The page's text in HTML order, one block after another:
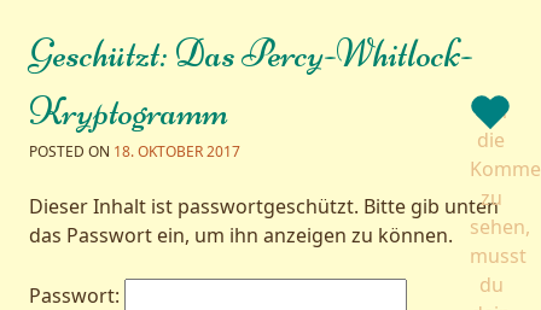
Geschützt: Das Percy-Whitlock-
Kryptogramm
POSTED ON 18. OKTOBER 2017
Um
die
zu
sehen,
musst
du
Dieser Inhalt ist passwortgeschützt. Bitte gib unten
das Passwort ein, um ihn anzeigen zu können.
Passwort: